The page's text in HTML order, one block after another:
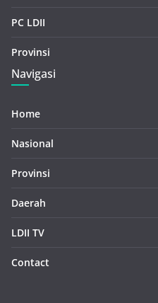
PC LDII
Provinsi
Navigasi
Home
Nasional
Provinsi
Daerah
LDII TV
Contact